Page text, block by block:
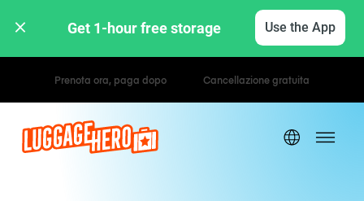
Get 1-hour free storage Use the App
Tariffe orarie / giornaliere